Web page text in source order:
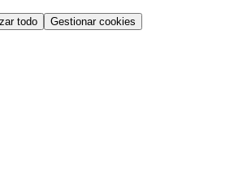
todo Gestionar cookies